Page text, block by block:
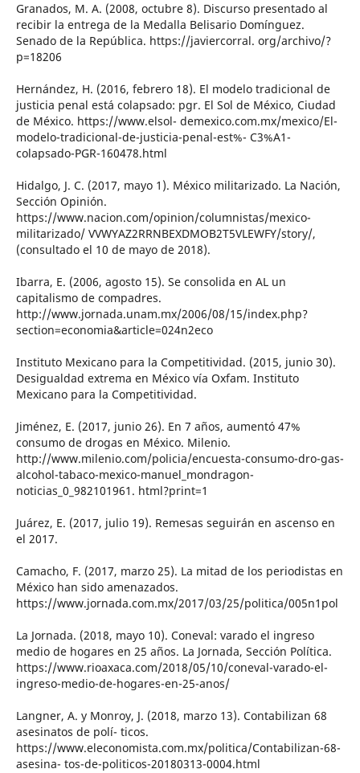
Granados, M. A. (2008, octubre 8). Discurso presentado al
recibir la entrega de la Medalla Belisario Domínguez.
Senado de la República. https://javiercorral. org/archivo/?
p=18206
Hernández, H. (2016, febrero 18). El modelo tradicional de
justicia penal está colapsado: pgr. El Sol de México, Ciudad
de México. https://www.elsol- demexico.com.mx/mexico/El-
modelo-tradicional-de-justicia-penal-est%- C3%A1-
colapsado-PGR-160478.html
Hidalgo, J. C. (2017, mayo 1). México militarizado. La Nación,
Sección Opinión.
https://www.nacion.com/opinion/columnistas/mexico-
militarizado/ VVWYAZ2RRNBEXDMOB2T5VLEWFY/story/,
(consultado el 10 de mayo de 2018).
Ibarra, E. (2006, agosto 15). Se consolida en AL un
capitalismo de compadres.
http://www.jornada.unam.mx/2006/08/15/index.php?
section=economia&article=024n2eco
Instituto Mexicano para la Competitividad. (2015, junio 30).
Desigualdad extrema en México vía Oxfam. Instituto
Mexicano para la Competitividad.
Jiménez, E. (2017, junio 26). En 7 años, aumentó 47%
consumo de drogas en México. Milenio.
http://www.milenio.com/policia/encuesta-consumo-dro-gas-
alcohol-tabaco-mexico-manuel_mondragon-
noticias_0_982101961. html?print=1
Juárez, E. (2017, julio 19). Remesas seguirán en ascenso en
el 2017.
Camacho, F. (2017, marzo 25). La mitad de los periodistas en
México han sido amenazados.
https://www.jornada.com.mx/2017/03/25/politica/005n1pol
La Jornada. (2018, mayo 10). Coneval: varado el ingreso
medio de hogares en 25 años. La Jornada, Sección Política.
https://www.rioaxaca.com/2018/05/10/coneval-varado-el-
ingreso-medio-de-hogares-en-25-anos/
Langner, A. y Monroy, J. (2018, marzo 13). Contabilizan 68
asesinatos de polí- ticos.
https://www.eleconomista.com.mx/politica/Contabilizan-68-
asesina- tos-de-politicos-20180313-0004.html